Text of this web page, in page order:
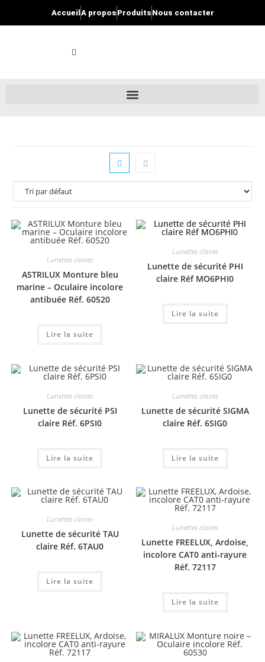
Accueil A propos Produits Nous contacter
Lunettes claires
ASTRILUX Monture bleu
marine – Oculaire incolore
antibuée Réf. 60520
Lire la suite
Lunettes claires
Lunette de sécurité PHI
claire Réf MO6PHI0
Lire la suite
Lunettes claires
Lunette de sécurité PSI
claire Réf. 6PSI0
Lire la suite
Lunettes claires
Lunette de sécurité SIGMA
claire Réf. 6SIG0
Lire la suite
Lunettes claires
Lunette de sécurité TAU
claire Réf. 6TAU0
Lire la suite
Lunettes claires
Lunette FREELUX, Ardoise,
incolore CAT0 anti-rayure
Réf. 72117
Lire la suite